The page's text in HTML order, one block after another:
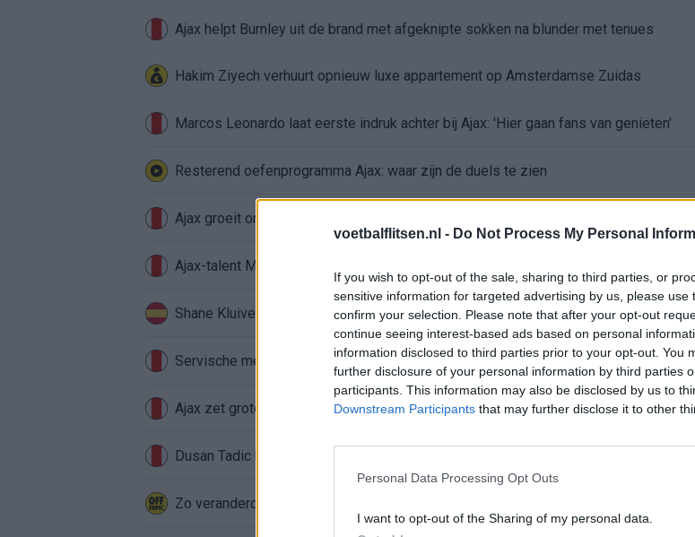
voetbalflitsen.nl - Do Not Process My Personal
If you wish to opt-out of the sale, sharing to third parties, or
sensitive information for targeted advertising by us, please use
confirm your selection. Please note that after your opt-out
continue seeing interest-based ads based on personal
information disclosed to third parties prior to your opt-out. You
further disclosure of your personal information by third parties
participants. This information may also be disclosed by us to
Downstream Participants that may further disclose it to other
Personal Data Processing Opt Outs
I want to opt-out of the Sharing of my personal data.
Ajax helpt Burnley uit de brand met afgeknipte sokken na blunder met tenues
Hakim Ziyech verhuurt opnieuw luxe appartement op Amsterdamse Zuidas
Marcos Leonardo laat eerste indruk achter bij Ajax: 'Hier gaan fans van genieten'
Resterend oefenprogramma Ajax: waar zijn de duels te zien
Ajax groeit onder Míchel, maar transfermarkt blijft cruciaal
Ajax-talent Mohamed Abdalla schrijft Europese geschiedenis
Shane Kluivert krijgt kans van Flick en begint in de basis bij FC Barcelona
Servische media vergelijken Ajax-talent Abdellah Ouazane met Lionel Messi
Ajax zet grote stap richting volgende ronde na ruime zege op Vojvodina
Dusan Tadic kijkt met bijzondere gevoelens naar Ajax - Vojvodina
Zo veranderde de relatie tussen Rafael van der Vaart en Sylvie Meis door de jaren